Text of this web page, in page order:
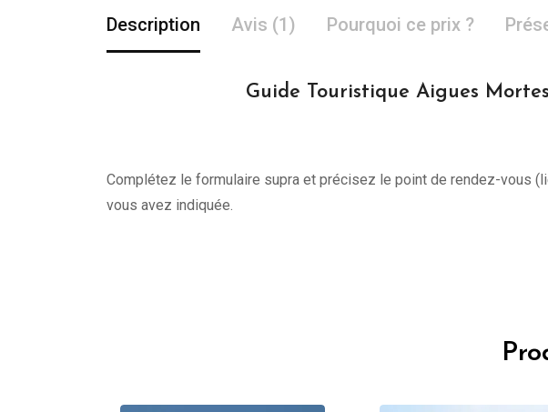
Description Avis (1) Pourquoi ce prix ?
Guide Touristique Aigues
Complétez le formulaire supra et précisez le point de rendez-vous
vous avez indiquée.